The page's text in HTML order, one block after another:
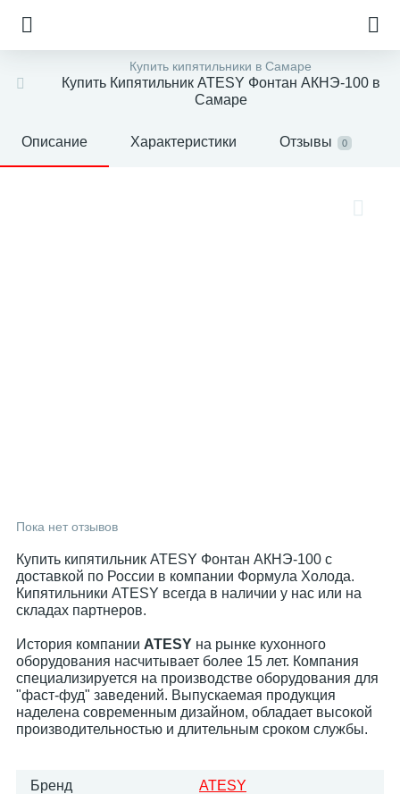
Купить кипятильники в Самаре
Купить Кипятильник ATESY Фонтан АКНЭ-100 в
Самаре
Описание Характеристики Отзывы 0
Пока нет отзывов
Купить кипятильник ATESY Фонтан АКНЭ-100 с
доставкой по России в компании Формула Холода.
Кипятильники ATESY всегда в наличии у нас или на
складах партнеров.
История компании ATESY на рынке кухонного
оборудования насчитывает более 15 лет. Компания
специализируется на производстве оборудования для
"фаст-фуд" заведений. Выпускаемая продукция
наделена современным дизайном, обладает высокой
производительностью и длительным сроком службы.
Бренд ATESY